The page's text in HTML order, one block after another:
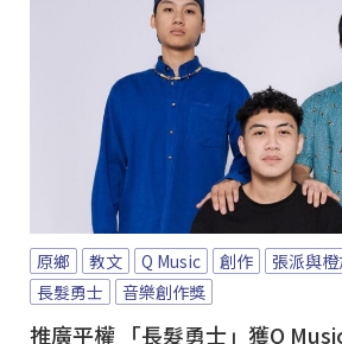
原鄉 教文 Q Music 創作 張派與
長髮勇士
音樂創作獎
推廣平權 「長髮勇士」獲Q